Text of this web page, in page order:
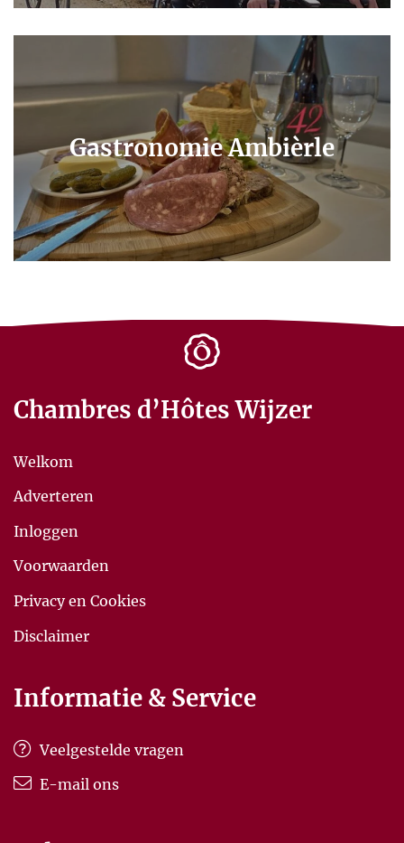
Gastronomie Ambièrle
Chambres d’Hôtes Wijzer
Welkom
Adverteren
Inloggen
Voorwaarden
Privacy en Cookies
Disclaimer
Informatie & Service
Veelgestelde vragen
E-mail ons